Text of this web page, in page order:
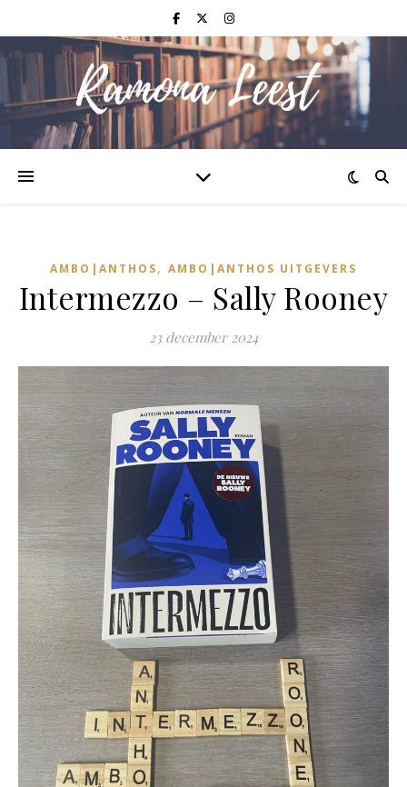
AMBO|ANTHOS, AMBO|ANTHOS UITGEVERS
Intermezzo – Sally Rooney
23 december 2024